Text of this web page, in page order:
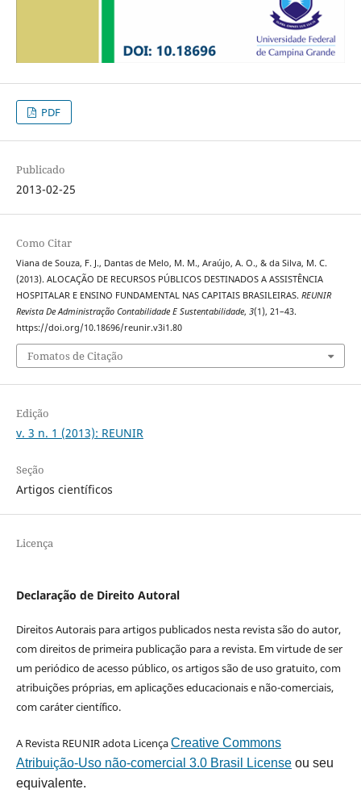
PDF
Publicado
2013-02-25
Como Citar
Viana de Souza, F. J., Dantas de Melo, M. M., Araújo, A. O., & da Silva, M. C.
(2013). ALOCAÇÃO DE RECURSOS PÚBLICOS DESTINADOS A ASSISTÊNCIA
HOSPITALAR E ENSINO FUNDAMENTAL NAS CAPITAIS BRASILEIRAS. REUNIR
Revista De Administração Contabilidade E Sustentabilidade, 3(1), 21–43.
https://doi.org/10.18696/reunir.v3i1.80
Fomatos de Citação
Edição
v. 3 n. 1 (2013): REUNIR
Seção
Artigos científicos
Licença
Declaração de Direito Autoral
Direitos Autorais para artigos publicados nesta revista são do autor,
com direitos de primeira publicação para a revista. Em virtude de ser
um periódico de acesso público, os artigos são de uso gratuito, com
atribuições próprias, em aplicações educacionais e não-comerciais,
com caráter científico.
A Revista REUNIR adota LicençaCreative Commons
Atribuição-Uso não-comercial 3.0 Brasil Licenseou seu
equivalente.